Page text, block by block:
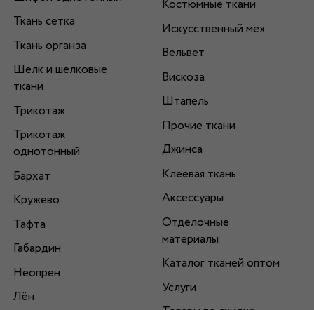
Ткань сетка
Ткань органза
Шелк и шелковые
ткани
Трикотаж
Трикотаж
однотонный
Бархат
Кружево
Тафта
Габардин
Неопрен
Лён
Костюмные ткани
Искусственный мех
Вельвет
Вискоза
Штапель
Прочие ткани
Джинса
Клеевая ткань
Аксессуары
Отделочные
материалы
Каталог тканей оптом
Услуги